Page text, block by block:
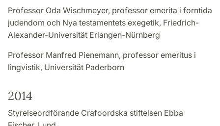
Professor Oda Wischmeyer, professor emerita i forntida
judendom och Nya testamentets exegetik, Friedrich-
Alexander-Universität Erlangen-Nürnberg
Professor Manfred Pienemann, professor emeritus i
lingvistik, Universität Paderborn
2014
Styrelseordförande Crafoordska stiftelsen Ebba